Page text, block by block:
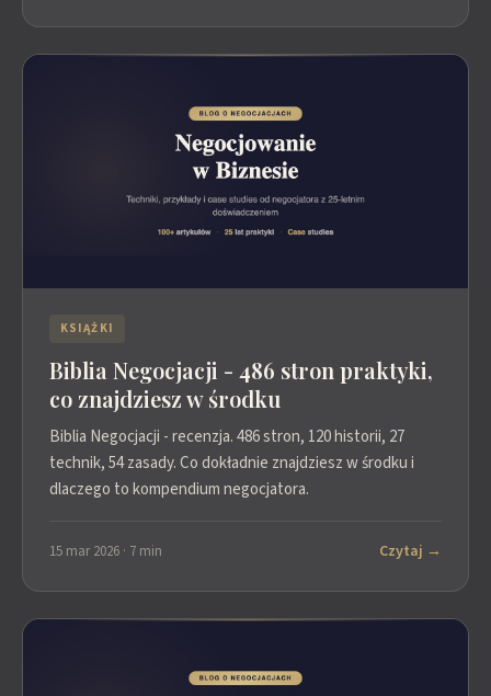
KSIĄŻKI
Biblia Negocjacji - 486 stron praktyki,
co znajdziesz w środku
Biblia Negocjacji - recenzja. 486 stron, 120 historii, 27
technik, 54 zasady. Co dokładnie znajdziesz w środku i
dlaczego to kompendium negocjatora.
15 mar 2026 · 7 min Czytaj →